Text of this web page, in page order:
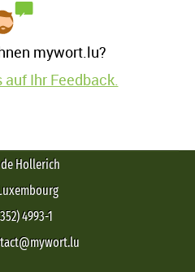
mywort.lu?
Ihr Feedback.
Hollerich
4993-1